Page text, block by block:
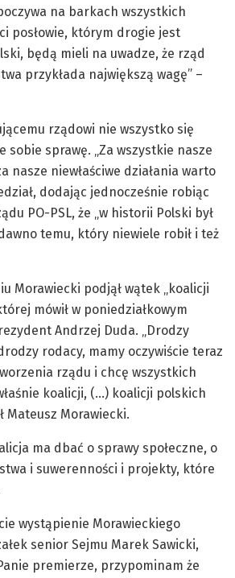
na barkach wszystkich
posłowie, którym drogie jest
będą mieli na uwadze, że rząd
przykłada największą wagę” –
rządowi nie wszystko się
sobie sprawę. „Za wszystkie nasze
nasze niewłaściwe działania warto
dodając jednocześnie robiąc
PO-PSL, że „w historii Polski był
temu, który niewiele robił i też
Morawiecki podjął wątek „koalicji
mówił w poniedziałkowym
Andrzej Duda. „Drodzy
rodacy, mamy oczywiście teraz
rządu i chcę wszystkich
koalicji, (…) koalicji polskich
Mateusz Morawiecki.
ma dbać o sprawy społeczne, o
i suwerenności i projekty, które
wystąpienie Morawieckiego
senior Sejmu Marek Sawicki,
premierze, przypominam że